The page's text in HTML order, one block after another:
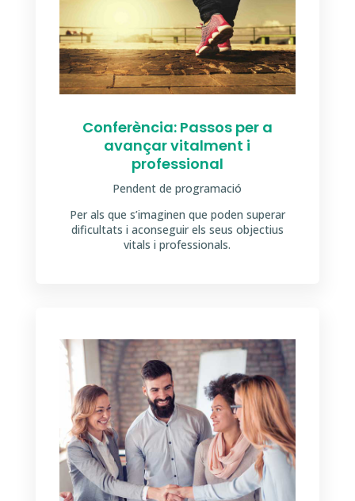
Conferència: Passos per a
avançar vitalment i
professional
Pendent de programació
Per als que s’imaginen que poden superar
dificultats i aconseguir els seus objectius
vitals i professionals.